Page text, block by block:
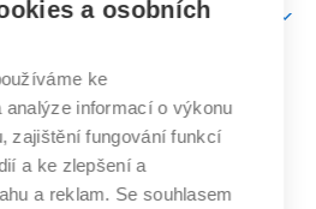
učení
technické
a osobních
ke
informací o výkonu
zajištění fungování funkcí
a ke zlepšení a
a reklam. Se souhlasem